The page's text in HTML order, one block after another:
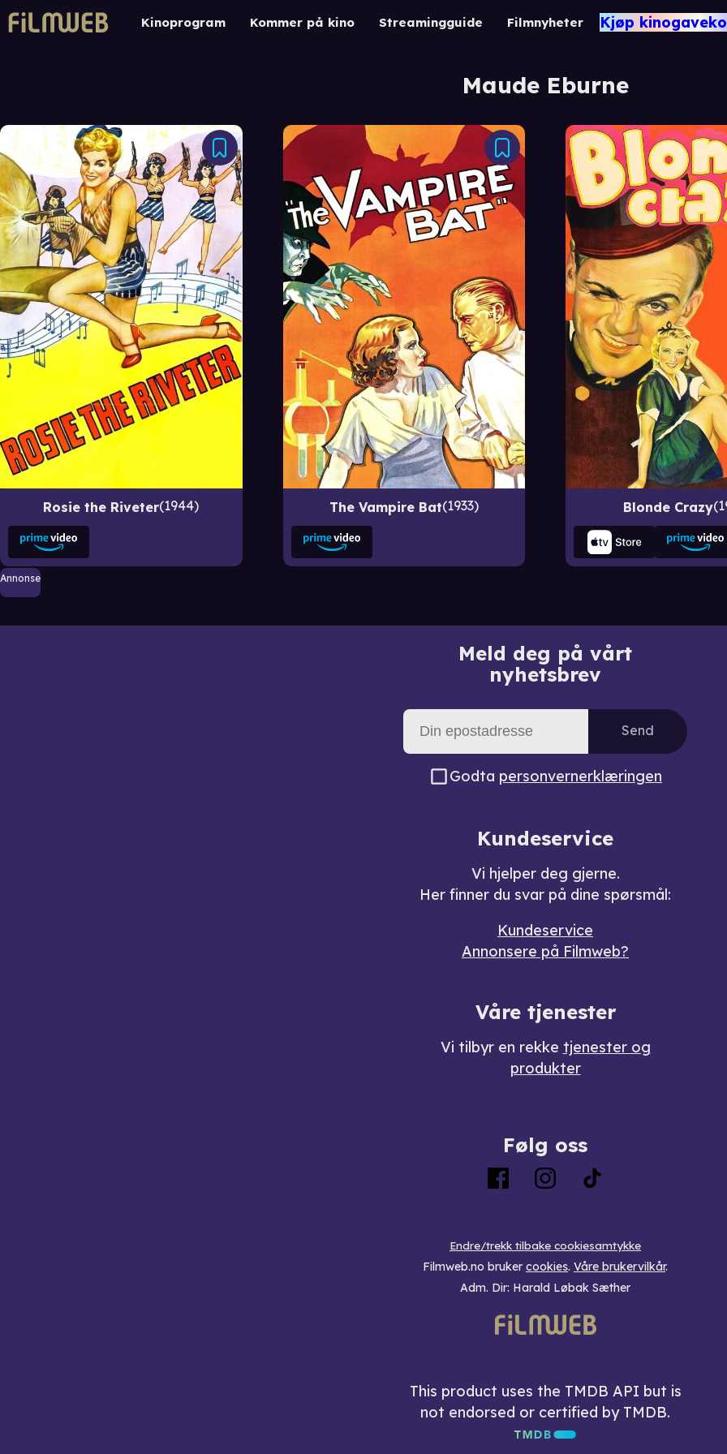
Kinoprogram Kommer på kino Streamingguide Filmnyheter Kjøp
Maude Eburne
Rosie the Riveter 1944 The Vampire Bat 1933 Blonde Crazy
Annonse
Meld deg på vårt
nyhetsbrev
Send
Godta personvernerklæringen
Kundeservice
Vi hjelper deg gjerne.
Her finner du svar på dine spørsmål:
Kundeservice
Annonsere på Filmweb?
Våre tjenester
Vi tilbyr en rekke tjenester og
produkter
Følg oss
Endre/trekk tilbake cookiesamtykke
Filmweb.no bruker cookies. Våre brukervilkår.
Adm. Dir: Harald Løbak Sæther
This product uses the TMDB API but is
not endorsed or certified by TMDB.